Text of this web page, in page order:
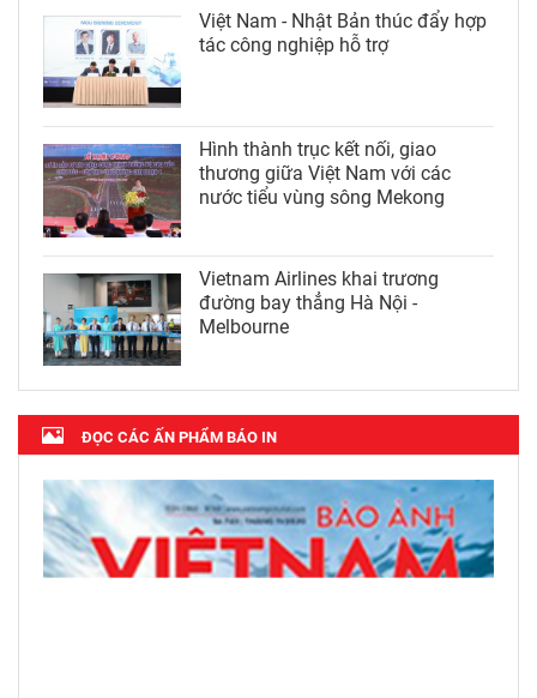
Việt Nam - Nhật Bản thúc đẩy hợp
tác công nghiệp hỗ trợ
Hình thành trục kết nối, giao
thương giữa Việt Nam với các
nước tiểu vùng sông Mekong
Vietnam Airlines khai trương
đường bay thẳng Hà Nội -
Melbourne
ĐỌC CÁC ẤN PHẨM BÁO IN